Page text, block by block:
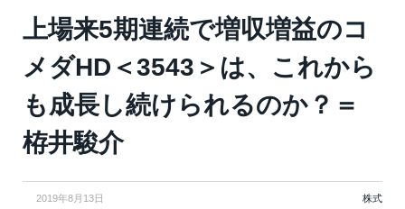
上場来5期連続で増収増益のコ
メダHD＜3543＞は、これから
も成長し続けられるのか？＝
栫井駿介
2019年8月13日 株式